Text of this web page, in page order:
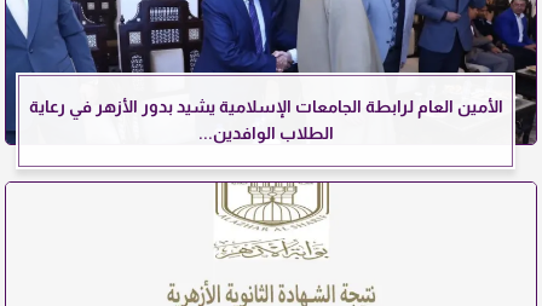
الأمين العام لرابطة الجامعات الإسلامية يشيد بدور الأزهر في رعاية
الطلاب الوافدين...